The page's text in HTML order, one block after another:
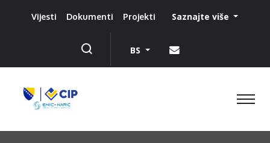
Vijesti Dokumenti Projekti Saznajte više
BS